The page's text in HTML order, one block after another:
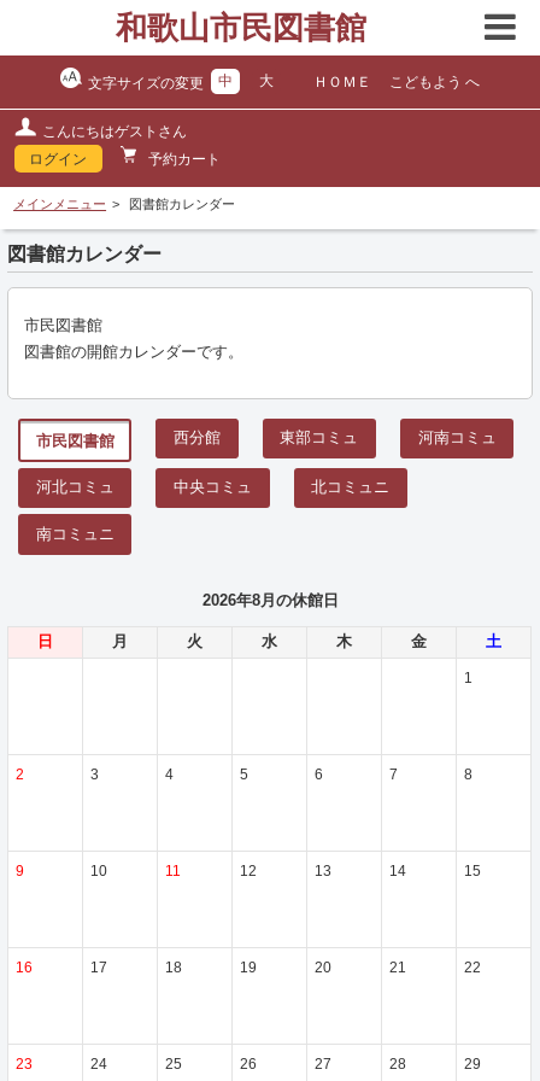
和歌山市民図書館
文字サイズの変更 中 大 ＨＯＭＥ こどもよう へ
こんにちはゲストさん
ログイン
予約カート
メインメニュー 図書館カレンダー
図書館カレンダー
市民図書館
図書館の開館カレンダーです。
市民図書館 西分館 東部コミュ 河南コミュ
河北コミュ 中央コミュ 北コミュニ
南コミュニ
2026年8月の休館日
日 月 火 水 木 金 土
1
2 3 4 5 6 7 8
9 10 11 12 13 14 15
16 17 18 19 20 21 22
23 24 25 26 27 28 29